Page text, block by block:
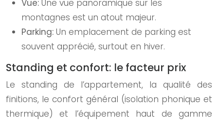
Vue: Une vue panoramique sur les
montagnes est un atout majeur.
Parking: Un emplacement de parking est
souvent apprécié, surtout en hiver.
Standing et confort: le facteur prix
Le standing de l’appartement, la qualité des
finitions, le confort général (isolation phonique et
thermique) et l’équipement haut de gamme